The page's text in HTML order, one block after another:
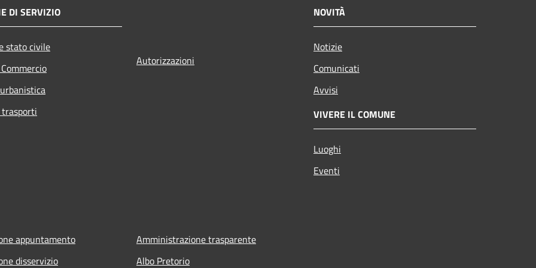
DI SERVIZIO
stato civile
Autorizzazioni
NOVITÀ
Notizie
Comunicati
Avvisi
VIVERE IL COMUNE
Luoghi
Eventi
appuntamento
disservizio
Amministrazione trasparente
Albo Pretorio